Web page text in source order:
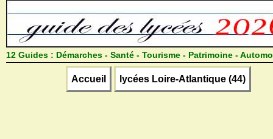
12 Guides : Démarches - Santé - Tourisme - Patrimoine -
Accueil lycées Loire-Atlantique (44)